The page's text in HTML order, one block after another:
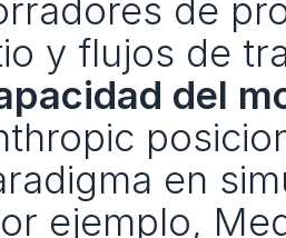
de
y flujos de
del
en
ejemplo,